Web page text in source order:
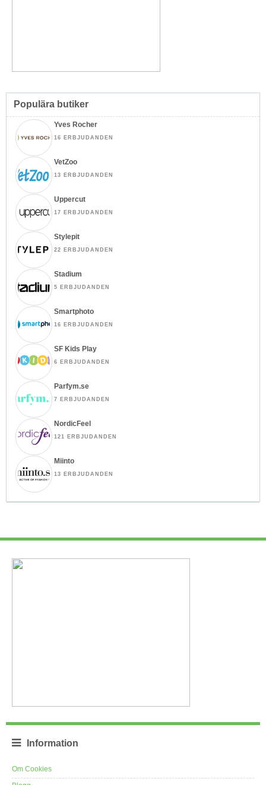
Populära butiker
Yves Rocher
16 ERBJUDANDEN
VetZoo
13 ERBJUDANDEN
Uppercut
17 ERBJUDANDEN
Stylepit
22 ERBJUDANDEN
Stadium
5 ERBJUDANDEN
Smartphoto
16 ERBJUDANDEN
SF Kids Play
6 ERBJUDANDEN
Parfym.se
7 ERBJUDANDEN
NordicFeel
121 ERBJUDANDEN
Miinto
13 ERBJUDANDEN
Information
Om Cookies